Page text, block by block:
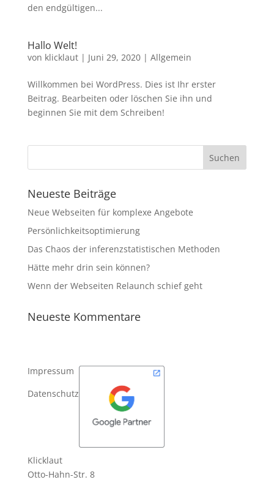
den endgültigen...
Hallo Welt!
von klicklaut| Juni 29, 2020| Allgemein
Willkommen bei WordPress. Dies ist Ihr erster
Beitrag. Bearbeiten oder löschen Sie ihn und
beginnen Sie mit dem Schreiben!
Neueste Beiträge
Neue Webseiten für komplexe Angebote
Persönlichkeitsoptimierung
Das Chaos der inferenzstatistischen Methoden
Hätte mehr drin sein können?
Wenn der Webseiten Relaunch schief geht
Neueste Kommentare
Impressum
Datenschutz
Klicklaut
Otto-Hahn-Str. 8